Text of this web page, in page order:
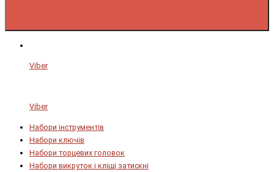
Viber
Viber
Набори інструментів
Набори ключів
Набори торцевих головок
Набори викруток і кліщі затискні